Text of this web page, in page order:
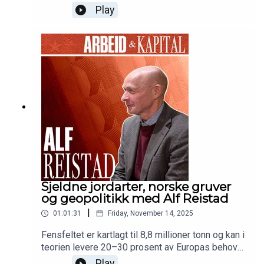
matsikkerhet globalt? I denne episoden møter vi
Yara-sjef og NHO-president Svein Tore Holsether.
Samtalen vandrer fra løpesko og livsfilosofi til
Europas kamp for konkurransekraft. Samtidig
viser han hvorfor gjødselindustrien faktisk holder
halve verden med mat, og hvorfor norsk
trepartssamarbeid kan være vår største
strategiske ressurs i møte med geopolitisk uro.
Play
Sjeldne jordarter, norske gruver
og geopolitikk med Alf Reistad
01:01:31 Friday, November 14, 2025
Fensfeltet er kartlagt til 8,8 millioner tonn og kan i
teorien levere 20–30 prosent av Europas behov
for sjeldne jordarter. Alf Reistad, administrerende